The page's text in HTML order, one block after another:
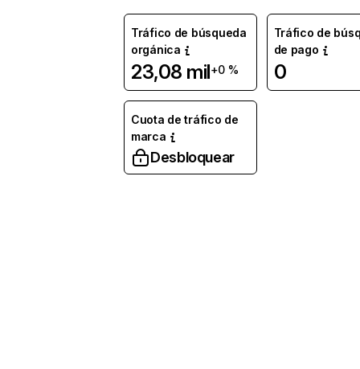
Tráfico de búsqueda
orgánica
23,08 mil+0 %
Tráfico de
de pago
0
Cuota de tráfico de
marca
Desbloquear